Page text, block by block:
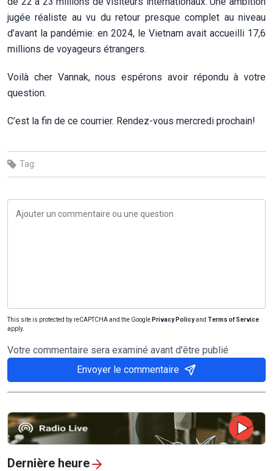
jugée réaliste au vu du retour presque complet au niveau
d’avant la pandémie: en 2024, le Vietnam avait accueilli 17,6
millions de voyageurs étrangers.
Voilà cher Vannak, nous espérons avoir répondu à votre
question.
C’est la fin de ce courrier. Rendez-vous mercredi prochain!
Tag:
This site is protected by reCAPTCHA and the Google Privacy Policyand Terms of Service
apply.
Votre commentaire sera examiné avant d'être publié
Envoyer le commentaire
Dernière heure